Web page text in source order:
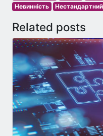
Невинність
Нестандартний
Related posts